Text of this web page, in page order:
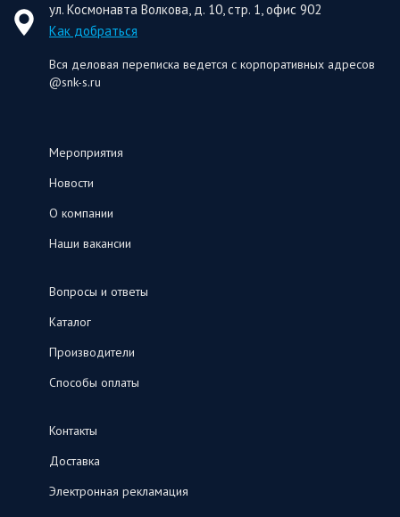
ул. Космонавта Волкова, д. 10, стр. 1, офис 902
Как добраться
Вся деловая переписка ведется с корпоративных адресов
@snk-s.ru
Мероприятия
Новости
О компании
Наши вакансии
Вопросы и ответы
Каталог
Производители
Способы оплаты
Контакты
Доставка
Электронная рекламация